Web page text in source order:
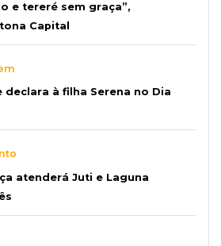
e tereré sem graça”,
Capital
declara à filha Serena no Dia
atenderá Juti e Laguna